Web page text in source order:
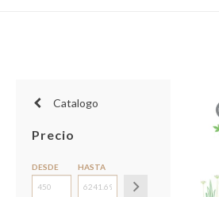
Catalogo
Precio
DESDE HASTA